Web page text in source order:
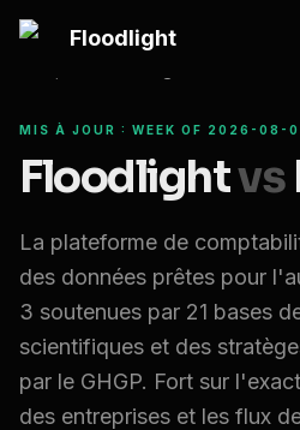
Passer au contenu principal
Floodlight
MIS À JOUR : WEEK OF 2026-08-
Floodlightvs
La plateforme de
des données prêtes pour
3 soutenues par 21 bases
scientifiques et des
par le GHGP. Fort sur
des entreprises et les flux